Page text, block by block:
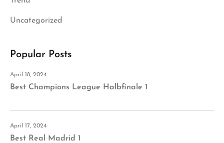
Uncategorized
Popular Posts
April 18, 2024
Best Champions League Halbfinale 1
April 17, 2024
Best Real Madrid 1